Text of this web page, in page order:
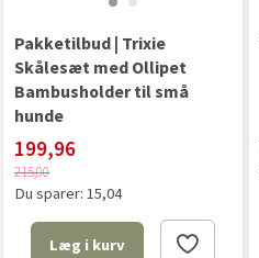
Pakketilbud | Trixie
Skålesæt med Ollipet
Bambusholder til små
hunde
199,96
215,00
Du sparer: 15,04
Læg i kurv